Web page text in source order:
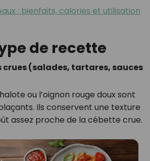
: bienfaits, calories et utilisation
de recette
crues (salades, tartares, sauces
ou l’oignon rouge doux sont
Ils conservent une texture
assez proche de la cébette crue.